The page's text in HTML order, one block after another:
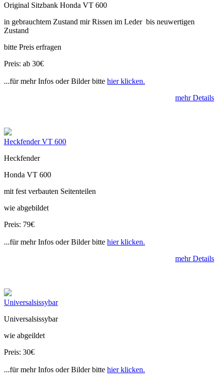
Original Sitzbank Honda VT 600
in gebrauchtem Zustand mir Rissen im Leder bis neuwertigen
Zustand
bitte Preis erfragen
Preis: ab 30€
...für mehr Infos oder Bilder bitte hier klicken.
mehr Details
Heckfender VT 600
Heckfender
Honda VT 600
mit fest verbauten Seitenteilen
wie abgebildet
Preis: 79€
...für mehr Infos oder Bilder bitte hier klicken.
mehr Details
Universalsissybar
Universalsissybar
wie abgeildet
Preis: 30€
...für mehr Infos oder Bilder bitte hier klicken.